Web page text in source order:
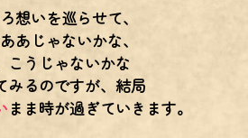
想いを巡らせて、
あじゃないかな、
こうじゃないかな
みるのですが、結局
まま時が過ぎていきます。